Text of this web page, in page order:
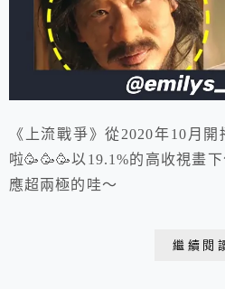
《上流戰爭》從2020年10月
啦🥳🥳🥳以19.1%的高收視畫
應超兩極的哇～
繼續閱